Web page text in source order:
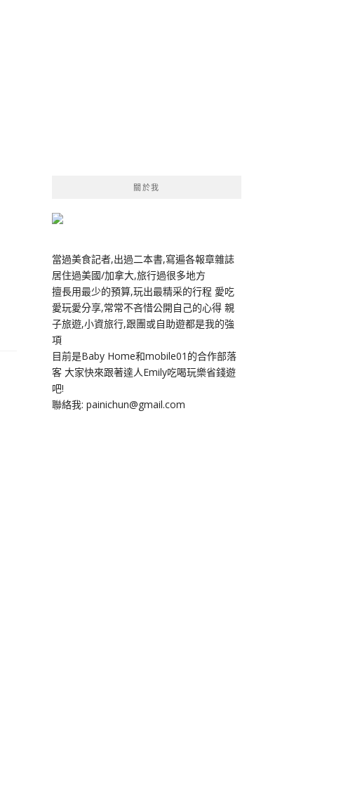
關於我
當過美食記者,出過二本書,寫遍各報章雜誌
居住過美國/加拿大,旅行過很多地方
擅長用最少的預算,玩出最精采的行程 愛吃
愛玩愛分享,常常不吝惜公開自己的心得 親
子旅遊,小資旅行,跟團或自助遊都是我的強
項
目前是Baby Home和mobile01的合作部落
客 大家快來跟著達人Emily吃喝玩樂省錢遊
吧!
聯絡我: painichun@gmail.com